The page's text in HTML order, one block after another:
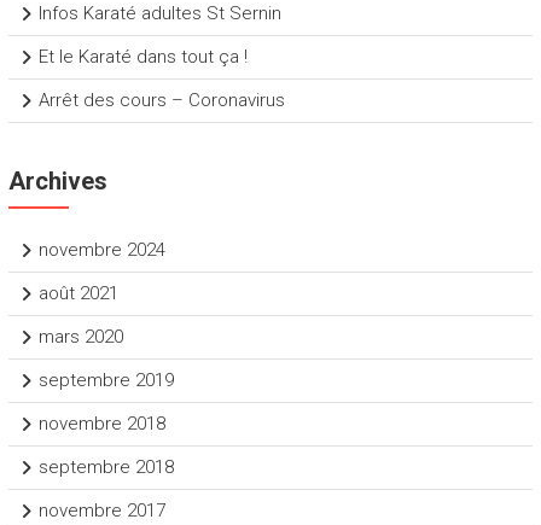
Infos Karaté adultes St Sernin
Et le Karaté dans tout ça !
Arrêt des cours – Coronavirus
Archives
novembre 2024
août 2021
mars 2020
septembre 2019
novembre 2018
septembre 2018
novembre 2017